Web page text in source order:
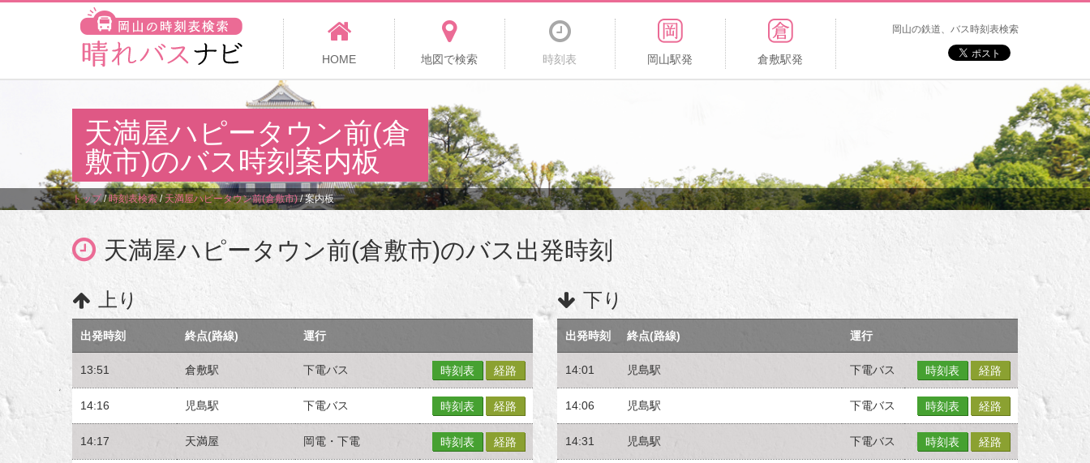
HOME 地図で検索 時刻表 岡山駅発 倉敷駅発
岡山の鉄道、バス時刻表検索
天満屋ハピータウン前(倉
敷市)のバス時刻案内板
トップ/時刻表検索/天満屋ハピータウン前(倉敷市)/案内板
天満屋ハピータウン前(倉敷市)のバス出発時刻
上り
出発時刻 終点(路線) 運行
13:51 倉敷駅 下電バス 時刻表 経路
14:16 児島駅 下電バス 時刻表 経路
14:17 天満屋 岡電・下電 時刻表 経路
下り
出発時刻 終点(路線) 運行
14:01 児島駅 下電バス 時刻表 経路
14:06 児島駅 下電バス 時刻表 経路
14:31 児島駅 下電バス 時刻表 経路